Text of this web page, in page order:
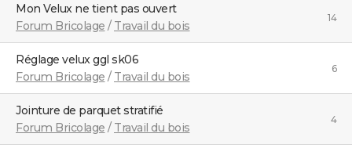
Mon Velux ne tient pas ouvert
Forum Bricolage / Travail du bois
14
Réglage velux ggl sk06
Forum Bricolage / Travail du bois
6
Jointure de parquet stratifié
Forum Bricolage / Travail du bois
4